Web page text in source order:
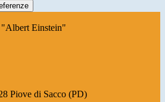
Einstein"
Piove di Sacco (PD)